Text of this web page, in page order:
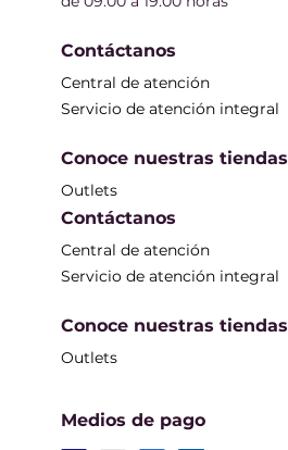
Contáctanos
Central de atención
Servicio de atención integral
Conoce nuestras tiendas
Outlets
Contáctanos
Central de atención
Servicio de atención integral
Conoce nuestras tiendas
Outlets
Medios de pago